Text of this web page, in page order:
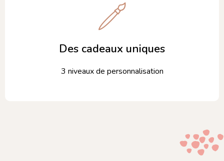
Des cadeaux uniques
3 niveaux de personnalisation